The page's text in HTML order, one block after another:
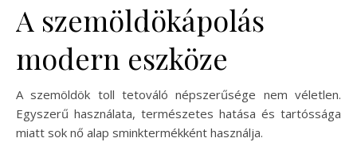
A szemöldökápolás
modern eszköze
A szemöldök toll tetováló népszerűsége nem véletlen.
Egyszerű használata, természetes hatása és tartóssága
miatt sok nő alap sminktermékként használja.